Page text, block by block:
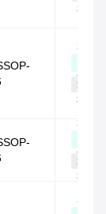
相同
相似
75
封装
相同
相似
75
封装
相同
相似